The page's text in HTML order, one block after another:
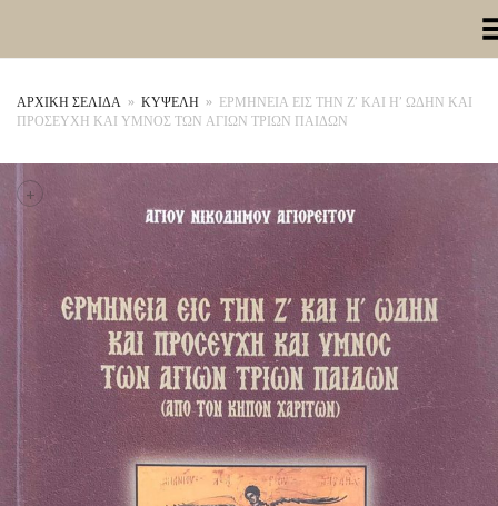
Toggle
ΑΡΧΙΚΉ ΣΕΛΊΔΑ » ΚΥΨΕΛΗ » ΕΡΜΗΝΕΙΑ ΕΙΣ ΤΗΝ Ζ’ ΚΑΙ Η’ ΩΔΗΝ ΚΑΙ
ΠΡΟΣΕΥΧΗ ΚΑΙ ΥΜΝΟΣ ΤΩΝ ΑΓΙΩΝ ΤΡΙΩΝ ΠΑΙΔΩΝ
+